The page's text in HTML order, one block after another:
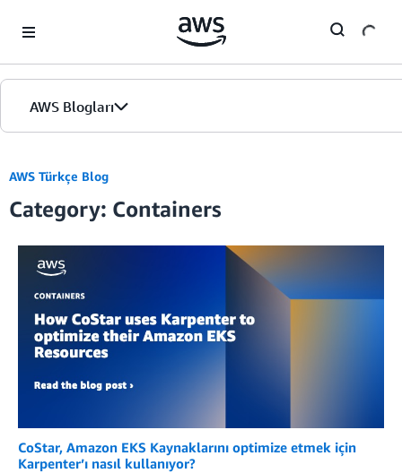
AWS Blogları
Sürümler
AWS Türkçe Blog
Category: Containers
CoStar, Amazon EKS Kaynaklarını optimize etmek için
Karpenter’ı nasıl kullanıyor?